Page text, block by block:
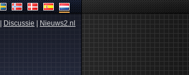
Discussie Nieuws2.nl